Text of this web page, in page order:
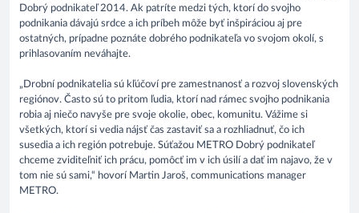
Dobrý podnikateľ 2014. Ak patríte medzi tých, ktorí do svojho
podnikania dávajú srdce a ich príbeh môže byť inšpiráciou aj pre
ostatných, prípadne poznáte dobrého podnikateľa vo svojom okolí, s
prihlasovaním neváhajte.
„Drobní podnikatelia sú kľúčoví pre zamestnanosť a rozvoj slovenských
regiónov. Často sú to pritom ľudia, ktorí nad rámec svojho podnikania
robia aj niečo navyše pre svoje okolie, obec, komunitu. Vážime si
všetkých, ktorí si vedia nájsť čas zastaviť sa a rozhliadnuť, čo ich
susedia a ich región potrebuje. Súťažou METRO Dobrý podnikateľ
chceme zviditeľniť ich prácu, pomôcť im v ich úsilí a dať im najavo, že v
tom nie sú sami,“ hovorí Martin Jaroš, communications manager
METRO.